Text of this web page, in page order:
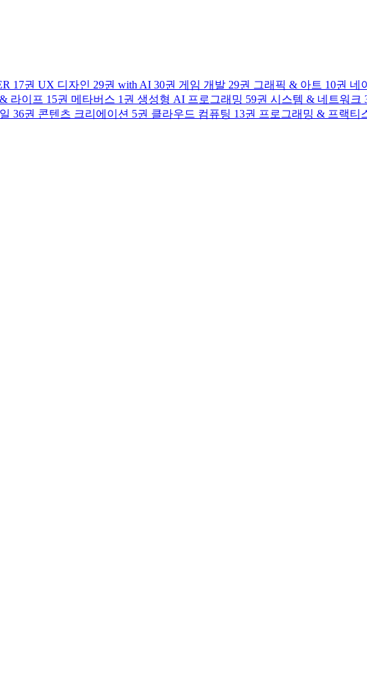
17권 UX 디자인 29권 with AI 30권 게임 개발 29권 그래픽 & 아트 10권 네
라이프 15권 메타버스 1권 생성형 AI 프로그래밍 59권 시스템 & 네트워크
36권 콘텐츠 크리에이션 5권 클라우드 컴퓨팅 13권 프로그래밍 & 프랙티